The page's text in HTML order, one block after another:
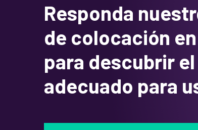
Responda
de colocación
para descubrir
adecuado para